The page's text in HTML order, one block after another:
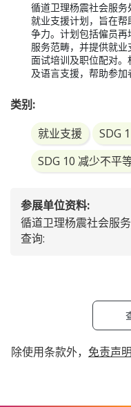
循道卫理杨震社会服
就业支援计划，旨在
争力。计划包括僱员
服务范畴，并提供就业
面试培训及职位配对
及语言支援，帮助参加
类别:
就业支援
SDG
SDG 10 减少不平
参展单位资料:
循道卫理杨震社会服
查询:
除使用条款外， 免责声明